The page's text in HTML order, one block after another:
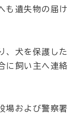
も遺失物の届け
、犬を保護した
に飼い主へ連絡
場および警察署